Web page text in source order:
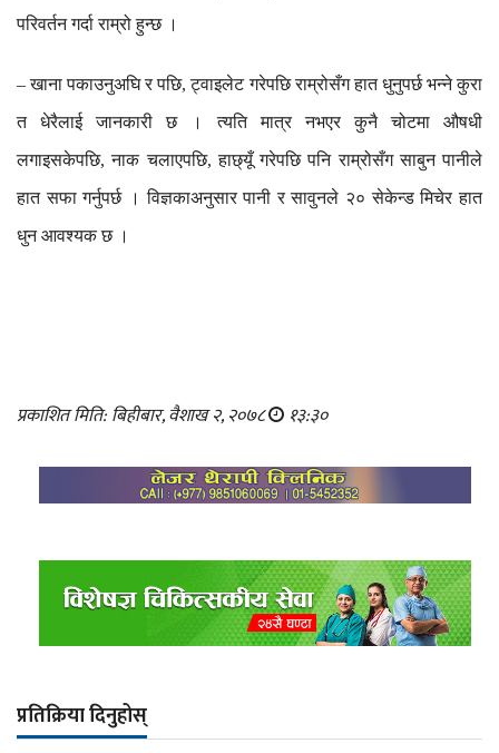
परिवर्तनगर्दाराम्रोहुन्छ ।
–खानापकाउनुअघिरपछि,ट्वाइलेटगरेपछिराम्रोसँगहातधुनुपर्छभन्नेकुरा
त धेरैलाई जानकारी छ । त्यति मात्र नभएर कुनै चोटमा औषधी
लगाइसकेपछि,नाक चलाएपछि,हाछ्यूँ गरेपछि पनि राम्रोसँग साबुन पानीले
हात सफा गर्नुपर्छ । विज्ञकाअनुसार पानी र सावुनले २० सेकेन्ड मिचेर हात
धुनआवश्यकछ ।
प्रकाशित मिति: बिहीबार, वैशाख २, २०७८ १३:३०
प्रतिक्रिया दिनुहोस्